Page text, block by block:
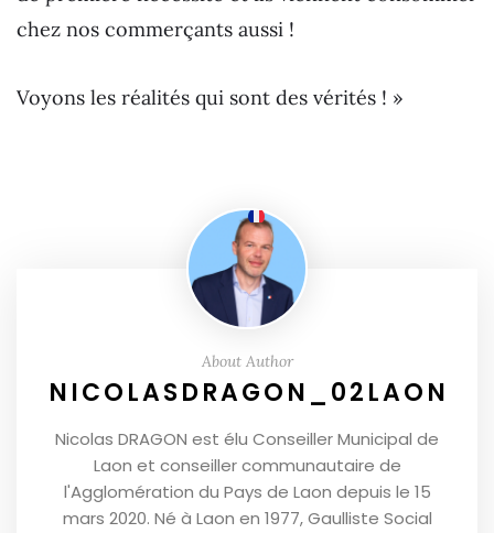
chez nos commerçants aussi !
Voyons les réalités qui sont des vérités ! »
About Author
NICOLASDRAGON_02LAON
Nicolas DRAGON est élu Conseiller Municipal de
Laon et conseiller communautaire de
l'Agglomération du Pays de Laon depuis le 15
mars 2020. Né à Laon en 1977, Gaulliste Social